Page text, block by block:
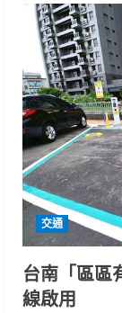
交通
台南「區區
線啟用